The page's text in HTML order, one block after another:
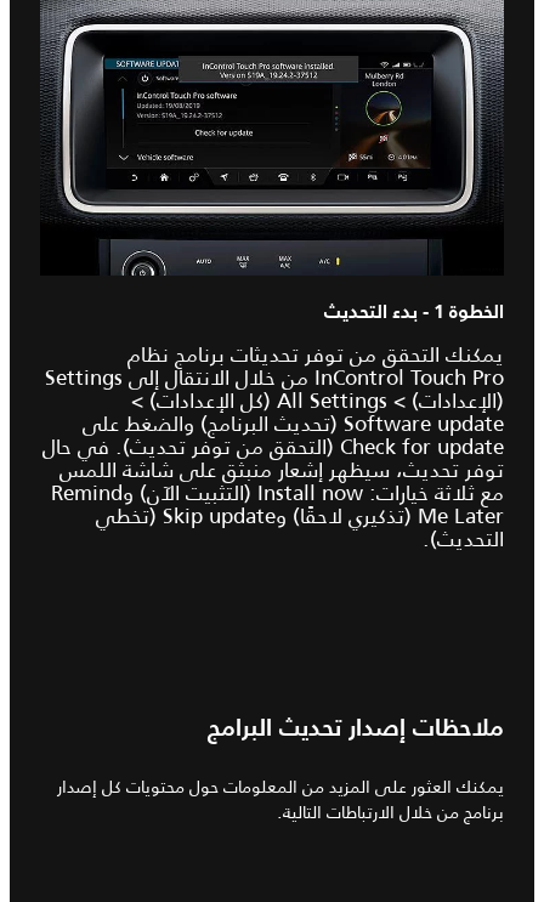
الخطوة 1 - بدء التحديث
يمكنك التحقق من توفر تحديثات برنامج نظام
InControl Touch Pro من خلال الانتقال إلى Settings
(الإعدادات) > All Settings (كل الإعدادات) >
Software update (تحديث البرنامج) والضغط على
Check for update (التحقق من توفر تحديث). في حال
توفر تحديث، سيظهر إشعار منبثق على شاشة اللمس
مع ثلاثة خيارات: Install now (التثبيت الآن) وRemind
Me Later (تذكيري لاحقًا) وSkip update (تخطي
التحديث).
ملاحظات إصدار تحديث البرامج
يمكنك العثور على المزيد من المعلومات حول محتويات كل إصدار
برنامج من خلال الارتباطات التالية.